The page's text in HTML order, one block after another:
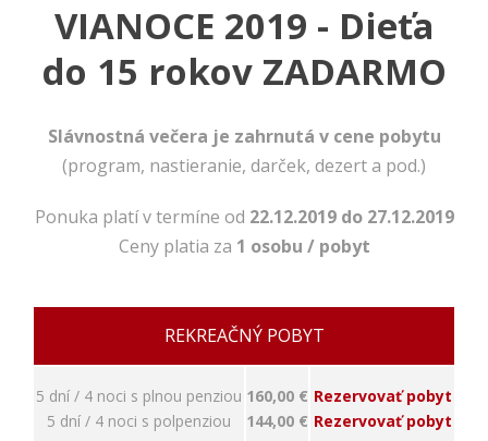
VIANOCE 2019 - Dieťa
do 15 rokov ZADARMO
Slávnostná večera je zahrnutá v cene pobytu
(program, nastieranie, darček, dezert a pod.)
Ponuka platí v termíne od 22.12.2019 do 27.12.2019
Ceny platia za 1 osobu / pobyt
REKREAČNÝ POBYT
5 dní / 4 noci s plnou penziou
5 dní / 4 noci s polpenziou
160,00 €
144,00 €
Rezervovať pobyt
Rezervovať pobyt
Tieto cookies
fungovanie
Zahŕňajú
napríklad
bezpečnostné